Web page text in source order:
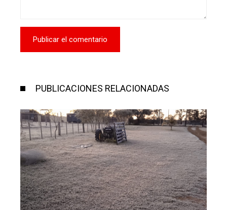
PUBLICACIONES RELACIONADAS